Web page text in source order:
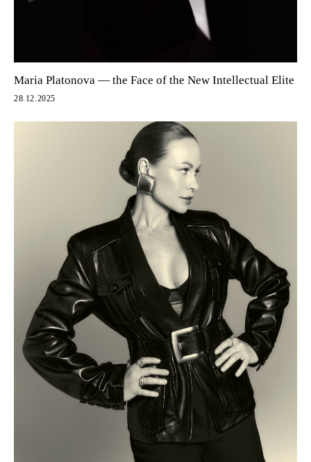
Maria Platonova — the Face of the New Intellectual Elite
28.12.2025